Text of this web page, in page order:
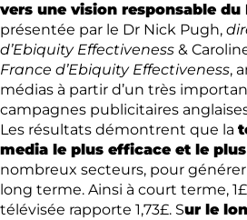
vers une vision responsable du
présentée par le Dr Nick Pugh,
d’Ebiquity Effectiveness &
France d’Ebiquity Effectiveness,
médias à partir d’un très
campagnes publicitaires
Les résultats démontrent que la
media le plus efficace et le
nombreux secteurs, pour
long terme. Ainsi à court terme,
télévisée rapporte 1,73£. Sur le